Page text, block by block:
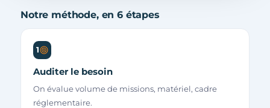
Notre méthode, en 6 étapes
1
Auditer le besoin
On évalue volume de missions, matériel, cadre
réglementaire.